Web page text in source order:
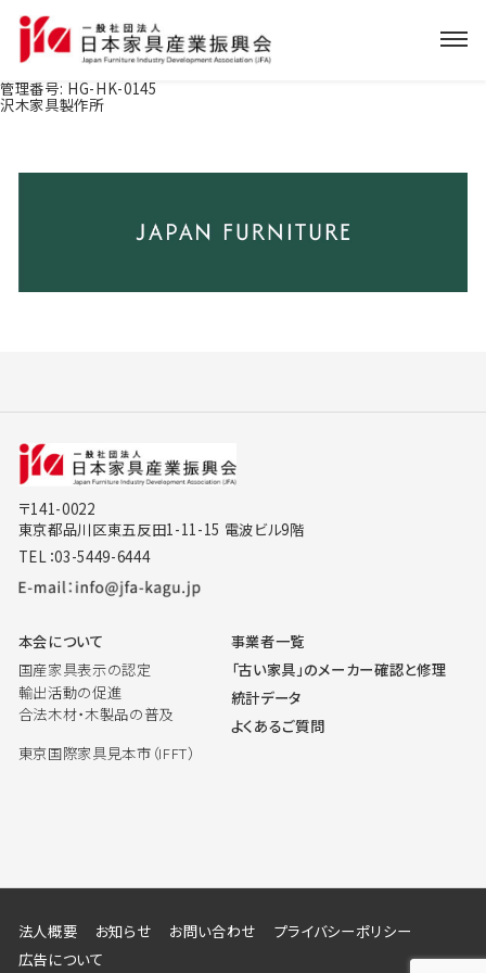
管理番号: HG-HK-0145
沢木家具製作所
〒141-0022
東京都品川区東五反田1-11-15 電波ビル9階
TEL：03-5449-6444
本会について
国産家具表示の認定
輸出活動の促進
合法木材・木製品の普及
東京国際家具見本市（IFFT）
事業者一覧
「古い家具」のメーカー確認と修理
統計データ
よくあるご質問
法人概要 お知らせ お問い合わせ
プライバシーポリシー
広告について